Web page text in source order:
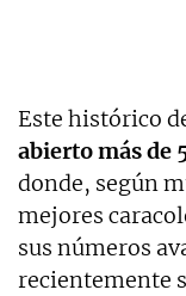
Este histórico
abierto más de
donde, según
mejores
sus números
recientemente